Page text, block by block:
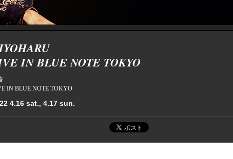
IN BLUE NOTE TOKYO
IN BLUE NOTE TOKYO
4.16 sat., 4.17 sun.